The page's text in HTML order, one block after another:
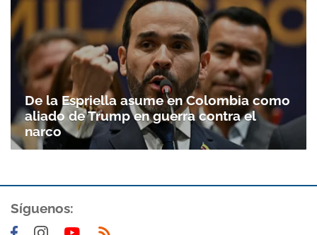
De la Espriella asume en Colombia como
aliado de Trump en guerra contra el
narco
Síguenos: